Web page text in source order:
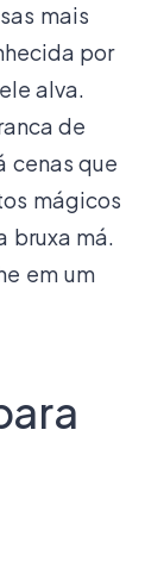
mais
por
alva.
de
cenas que
mágicos
bruxa má.
em um